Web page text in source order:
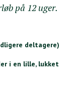
på 12 uger.
deltagere)
i en lille, lukket